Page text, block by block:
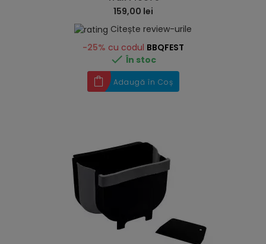
159,00 lei
Citește review-urile
-25% cu codul BBQFEST
 În stoc
Adaugă în Coș